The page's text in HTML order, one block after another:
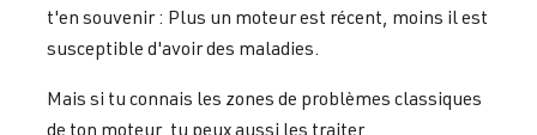
t'en souvenir : Plus un moteur est récent, moins il est
susceptible d'avoir des maladies.
Mais si tu connais les zones de problèmes classiques
de ton moteur, tu peux aussi les traiter.